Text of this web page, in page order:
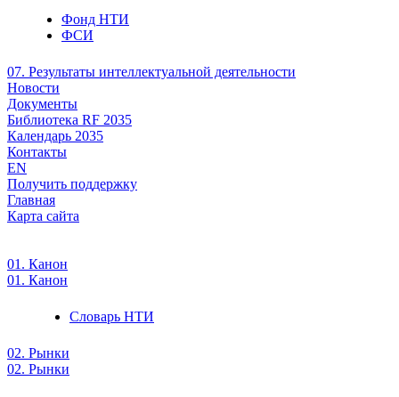
Фонд НТИ
ФСИ
07. Результаты интеллектуальной деятельности
Новости
Документы
Библиотека RF 2035
Календарь 2035
Контакты
EN
Получить поддержку
Главная
Карта сайта
01. Канон
01. Канон
Словарь НТИ
02. Рынки
02. Рынки